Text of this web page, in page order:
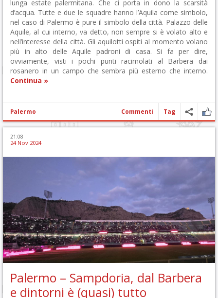
lunga estate palermitana. Che ci porta in dono la scarsità
d’acqua. Tutte e due le squadre hanno l’Aquila come simbolo,
nel caso di Palermo è pure il simbolo della città. Palazzo delle
Aquile, al cui interno, va detto, non sempre si è volato alto e
nell’interesse della città. Gli aquilotti ospiti al momento volano
più in alto delle Aquile padroni di casa. Si fa per dire,
ovviamente, visti i pochi punti racimolati al Barbera dai
rosanero in un campo che sembra più esterno che interno.
Continua »
Palermo Commenti Tag
21:08
24 Nov 2024
Palermo – Sampdoria, dal Barbera
e dintorni è (quasi) tutto